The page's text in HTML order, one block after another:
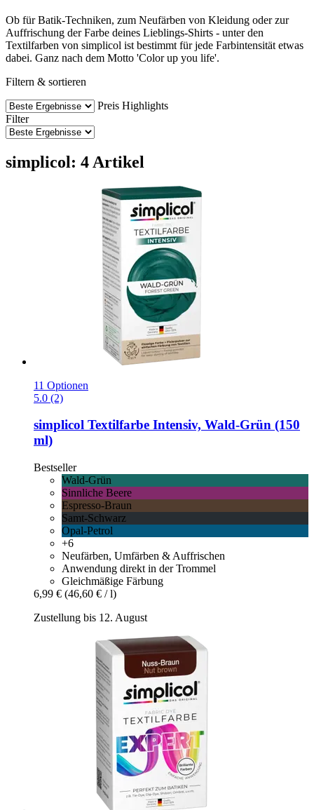
Ob für Batik-Techniken, zum Neufärben von Kleidung oder zur
Auffrischung der Farbe deines Lieblings-Shirts - unter den
Textilfarben von simplicol ist bestimmt für jede Farbintensität etwas
dabei. Ganz nach dem Motto 'Color up you life'.
Filtern & sortieren
Preis Highlights
Filter
simplicol: 4 Artikel
11 Optionen
5.0 (2)
simplicol Textilfarbe Intensiv, Wald-​Grün (150
ml)
Bestseller
Wald-Grün
Sinnliche Beere
Espresso-Braun
Samt-Schwarz
Opal-Petrol
+6
Neufärben, Umfärben & Auffrischen
Anwendung direkt in der Trommel
Gleichmäßige Färbung
6,99 € (46,60 € / l)
Zustellung bis 12. August